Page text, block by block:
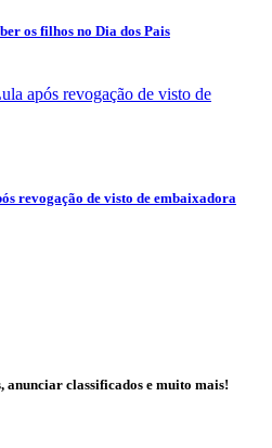
os filhos no Dia dos Pais
revogação de visto de embaixadora
anunciar classificados e muito mais!